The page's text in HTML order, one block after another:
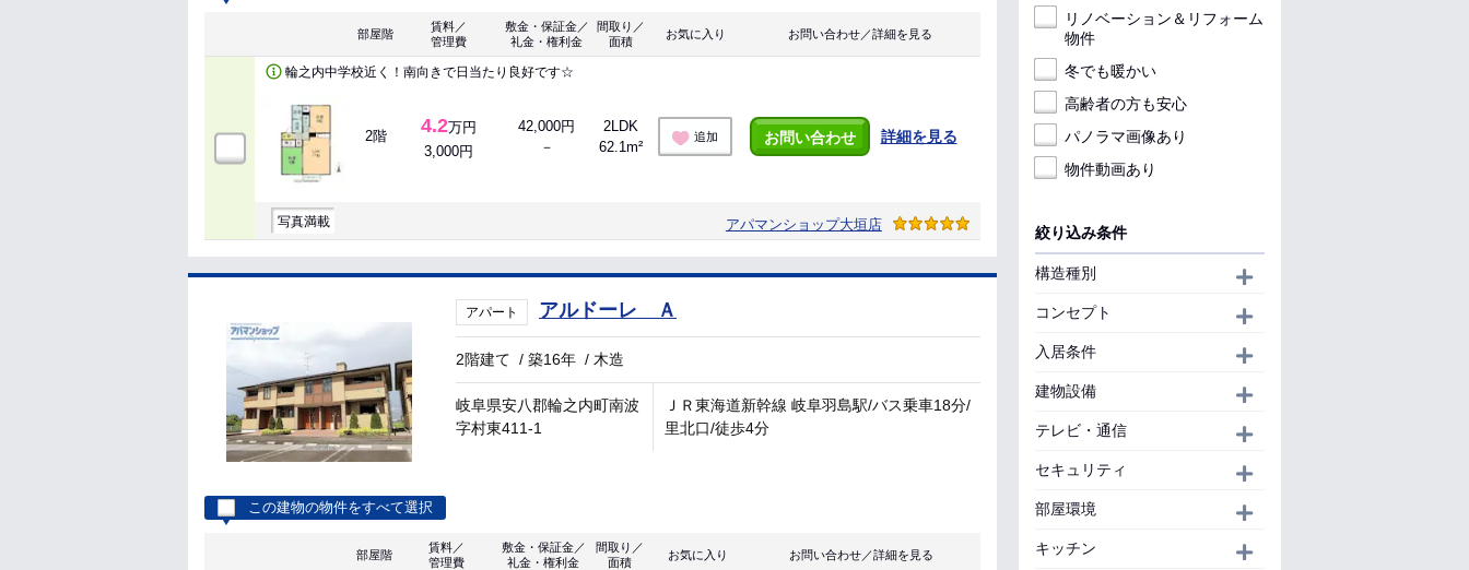
部屋階
賃料／
管理費
敷金・保証金／
礼金・権利金
間取り／
面積
お気に入り お問い合わせ／詳細を見る
輪之内中学校近く！南向きで日当たり良好です☆
2階 4.2万円
3,000円
42,000円
－
2LDK
62.1m²
追加 お問い合わせ 詳細を見る
写真満載 アパマンショップ大垣店
アパート アルドーレ Ａ
2階建て /築16年 / 木造
岐阜県安八郡輪之内町南波
字村東411-1
ＪＲ東海道新幹線 岐阜羽島駅/バス乗車18分/
里北口/徒歩4分
この建物の物件をすべて選択
部屋階
賃料／
管理費
敷金・保証金／
礼金・権利金
間取り／
面積
お気に入り お問い合わせ／詳細を見る
リノベーション＆リフォーム
物件
冬でも暖かい
高齢者の方も安心
パノラマ画像あり
物件動画あり
絞り込み条件
構造種別
コンセプト
入居条件
建物設備
テレビ・通信
セキュリティ
部屋環境
キッチン